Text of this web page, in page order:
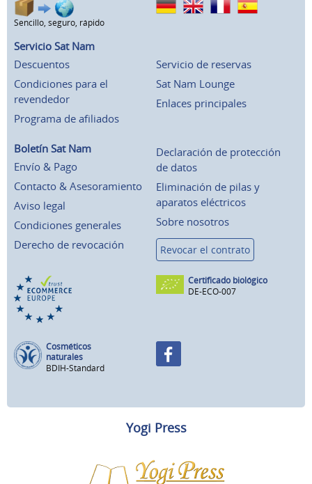
Sencillo, seguro, rápido
Servicio Sat Nam
Descuentos
Condiciones para el
revendedor
Programa de afiliados
Servicio de reservas
Sat Nam Lounge
Enlaces principales
Boletín Sat Nam
Envío & Pago
Contacto & Asesoramiento
Aviso legal
Condiciones generales
Derecho de revocación
Declaración de protección
de datos
Eliminación de pilas y
aparatos eléctricos
Sobre nosotros
Revocar el contrato
Certificado biológico
DE-ECO-007
Cosméticos
naturales
BDIH-Standard
Yogi Press